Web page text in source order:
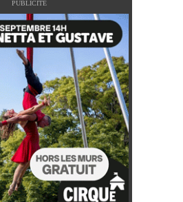
PUBLICITÉ